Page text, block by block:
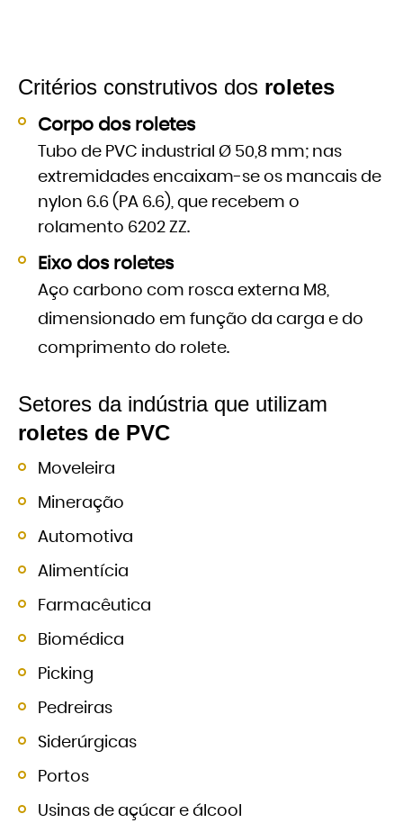
Critérios construtivos dos roletes
Corpo dos roletes
Tubo de PVC industrial Ø 50,8 mm; nas
extremidades encaixam-se os mancais de
nylon 6.6 (PA 6.6), que recebem o
rolamento 6202 ZZ.
Eixo dos roletes
Aço carbono com rosca externa M8,
dimensionado em função da carga e do
comprimento do rolete.
Setores da indústria que utilizam
roletes de PVC
Moveleira
Mineração
Automotiva
Alimentícia
Farmacêutica
Biomédica
Picking
Pedreiras
Siderúrgicas
Portos
Usinas de açúcar e álcool